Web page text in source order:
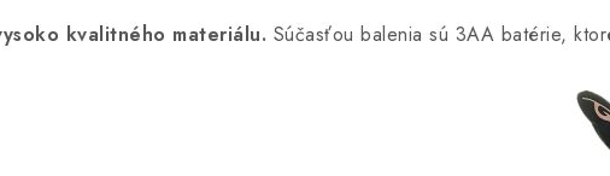
kvalitného materiálu. Súčasťou balenia sú 3AA batérie,